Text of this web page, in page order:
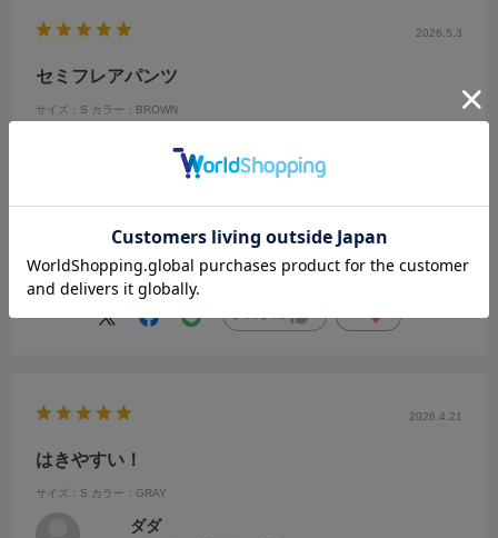
2026.5.3
セミフレアパンツ
サイズ：S カラー：BROWN
性別:女性 身長:151～155cm
靴のサイズ:24cm 普段の服のサイズ:L
色がとても綺麗で合わせ易く気にいりました
長さも丁度良く履き心地も最高です
2026.4.21
はきやすい！
サイズ：S カラー：GRAY
ダダ